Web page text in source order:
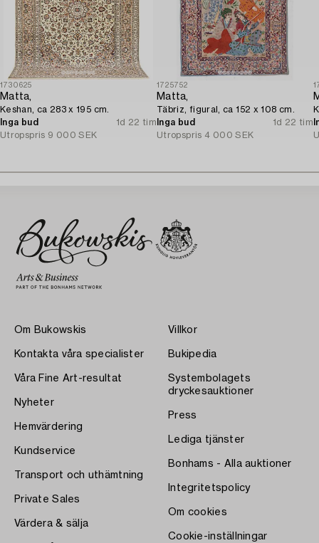
1730625
Matta,
Keshan, ca 283 x 195 cm.
Inga bud
1d 22 tim
Utropspris 9 000 SEK
1725752
Matta,
Täbriz, figural, ca 152 x 108 cm.
Inga bud
1d 22 tim
Utropspris 4 000 SEK
Om Bukowskis
Kontakta våra specialister
Våra Fine Art-resultat
Nyheter
Hemvärdering
Kundservice
Transport och uthämtning
Private Sales
Värdera & sälja
Villkor
Bukipedia
Systembolagets
dryckesauktioner
Press
Lediga tjänster
Bonhams - Alla auktioner
Integritetspolicy
Om cookies
Cookie-inställningar